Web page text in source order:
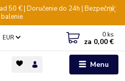
50 € | Doručenie do 24h | Bezpečné
balenie
Menu
EUR 0 ks
za 0,00 €